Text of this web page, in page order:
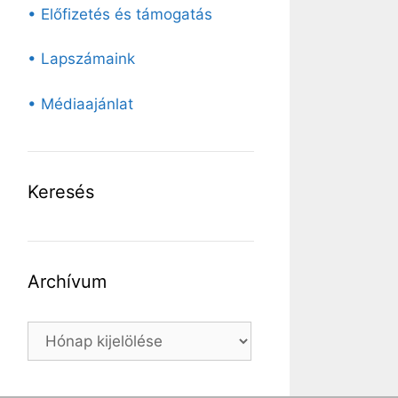
• Előfizetés és támogatás
• Lapszámaink
• Médiaajánlat
Keresés
Archívum
Archívum